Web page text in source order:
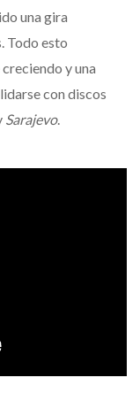
una gira
Todo esto
y una
con discos
Sarajevo.